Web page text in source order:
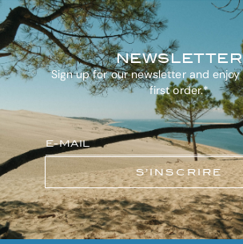
APPLY
NEWSLETTER
Sign up for our newsletter and enjoy
first order.*
S’INSCRIRE